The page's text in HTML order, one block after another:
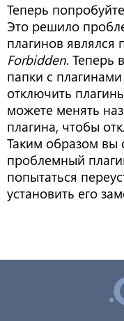
Теперь
Это решило
плагинов являлся
Forbidden. Теперь
папки с
отключить
можете менять
плагина, чтобы
Таким образом вы
проблемный
попытаться
установить его